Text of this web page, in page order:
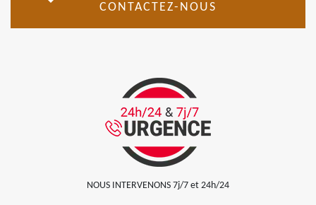
CONTACTEZ-NOUS
NOUS INTERVENONS 7j/7 et 24h/24